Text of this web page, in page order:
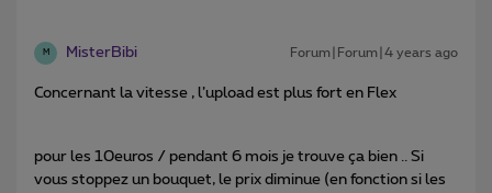
M MisterBibi Forum|Forum|4 years ago
Concernant la vitesse , l’upload est plus fort en Flex
pour les 10euros / pendant 6 mois je trouve ça bien .. Si
vous stoppez un bouquet, le prix diminue (en fonction si les